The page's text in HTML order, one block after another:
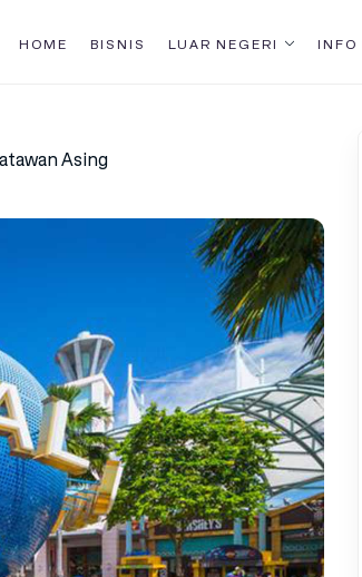
HOME BISNIS LUAR NEGERI INFO
Asing